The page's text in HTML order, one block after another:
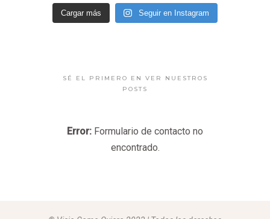
Cargar más Seguir en Instagram
SÉ EL PRIMERO EN VER NUESTROS
POSTS
Error: Formulario de contacto no
encontrado.